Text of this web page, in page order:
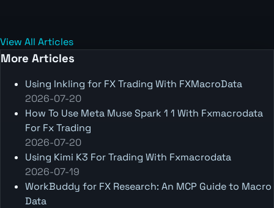
View All Articles
More Articles
Using Inkling for FX Trading With FXMacroData
2026-07-20
How To Use Meta Muse Spark 1 1 With Fxmacrodata
For Fx Trading
2026-07-20
Using Kimi K3 For Trading With Fxmacrodata
2026-07-19
WorkBuddy for FX Research: An MCP Guide to Macro
Data